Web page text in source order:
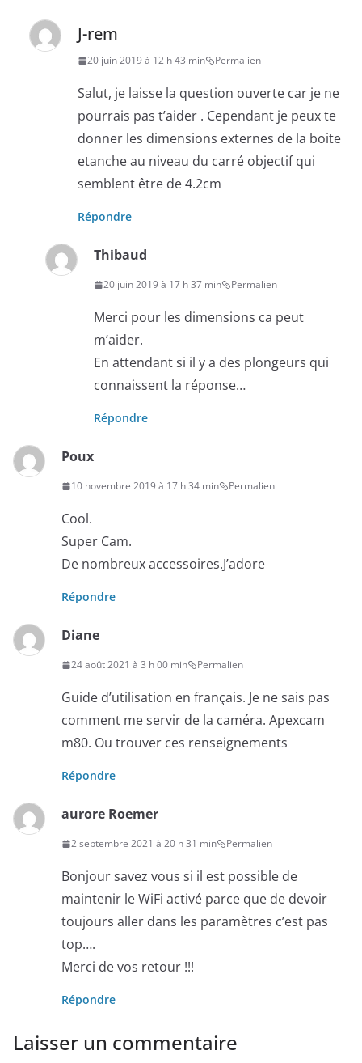
J-rem
20 juin 2019 à 12 h 43 min Permalien
Salut, je laisse la question ouverte car je ne
pourrais pas t’aider . Cependant je peux te
donner les dimensions externes de la boite
etanche au niveau du carré objectif qui
semblent être de 4.2cm
Répondre
Thibaud
20 juin 2019 à 17 h 37 min Permalien
Merci pour les dimensions ca peut
m’aider.
En attendant si il y a des plongeurs qui
connaissent la réponse…
Répondre
Poux
10 novembre 2019 à 17 h 34 min Permalien
Cool.
Super Cam.
De nombreux accessoires.J’adore
Répondre
Diane
24 août 2021 à 3 h 00 min Permalien
Guide d’utilisation en français. Je ne sais pas
comment me servir de la caméra. Apexcam
m80. Ou trouver ces renseignements
Répondre
aurore Roemer
2 septembre 2021 à 20 h 31 min Permalien
Bonjour savez vous si il est possible de
maintenir le WiFi activé parce que de devoir
toujours aller dans les paramètres c’est pas
top….
Merci de vos retour !!!
Répondre
Laisser un commentaire